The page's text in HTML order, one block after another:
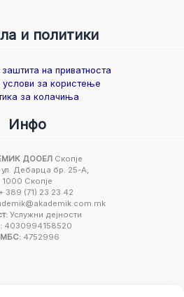
и политики
на приватноста
за користење
за колачиња
Инфо
ДООЕЛСкопје
Дебарца бр. 25-А,
1000 Скопје
+ 389 (71) 23 23 42
Услужни дејности
4030994158520
4752996